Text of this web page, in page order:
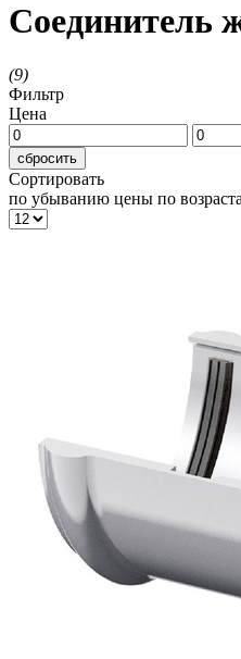
Соединитель
(9)
Фильтр
Цена
сбросить
Сортировать
по убыванию цены по